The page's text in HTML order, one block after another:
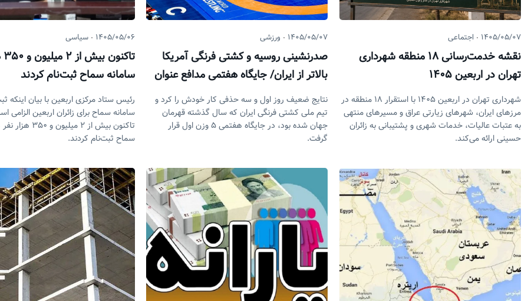
۱۴۰۵/۰۵/۰۷ اجتماعی
نقشه خدمت‌رسانی ۱۸ منطقه شهرداری
تهران در اربعین ۱۴۰۵
شهرداری تهران در اربعین ۱۴۰۵ با استقرار ۱۸ منطقه در
مرزهای ایران، شهرهای زیارتی عراق و مسیرهای منتهی
به عتبات عالیات، خدمات شهری و پشتیبانی به زائران
حسینی ارائه می‌کند.
۱۴۰۵/۰۵/۰۷ ورزشی
صدرنشینی روسیه و کشتی فرنگی آمریکا
بالاتر از ایران/ جایگاه هفتمی مدافع عنوان
قهرمانی در پایان ۵ وزن اول!
نتایج ضعیف روز اول و سه حذفی کار خودش را کرد و
تیم ملی کشتی فرنگی ایران که سال گذشته قهرمان
جهان شده بود، در جایگاه هفتمی ۵ وزن اول قرار
گرفت.
۱۴۰۵/۰۵/۰۶ سیاسی
سامانه سماح ثبت‌نام کردند
رئیس ستاد مرکزی اربعین با بیان اینکه
سامانه سماح برای زائران اربعین
تاکنون بیش از ۲
سماح ثبت‌نام کردند.